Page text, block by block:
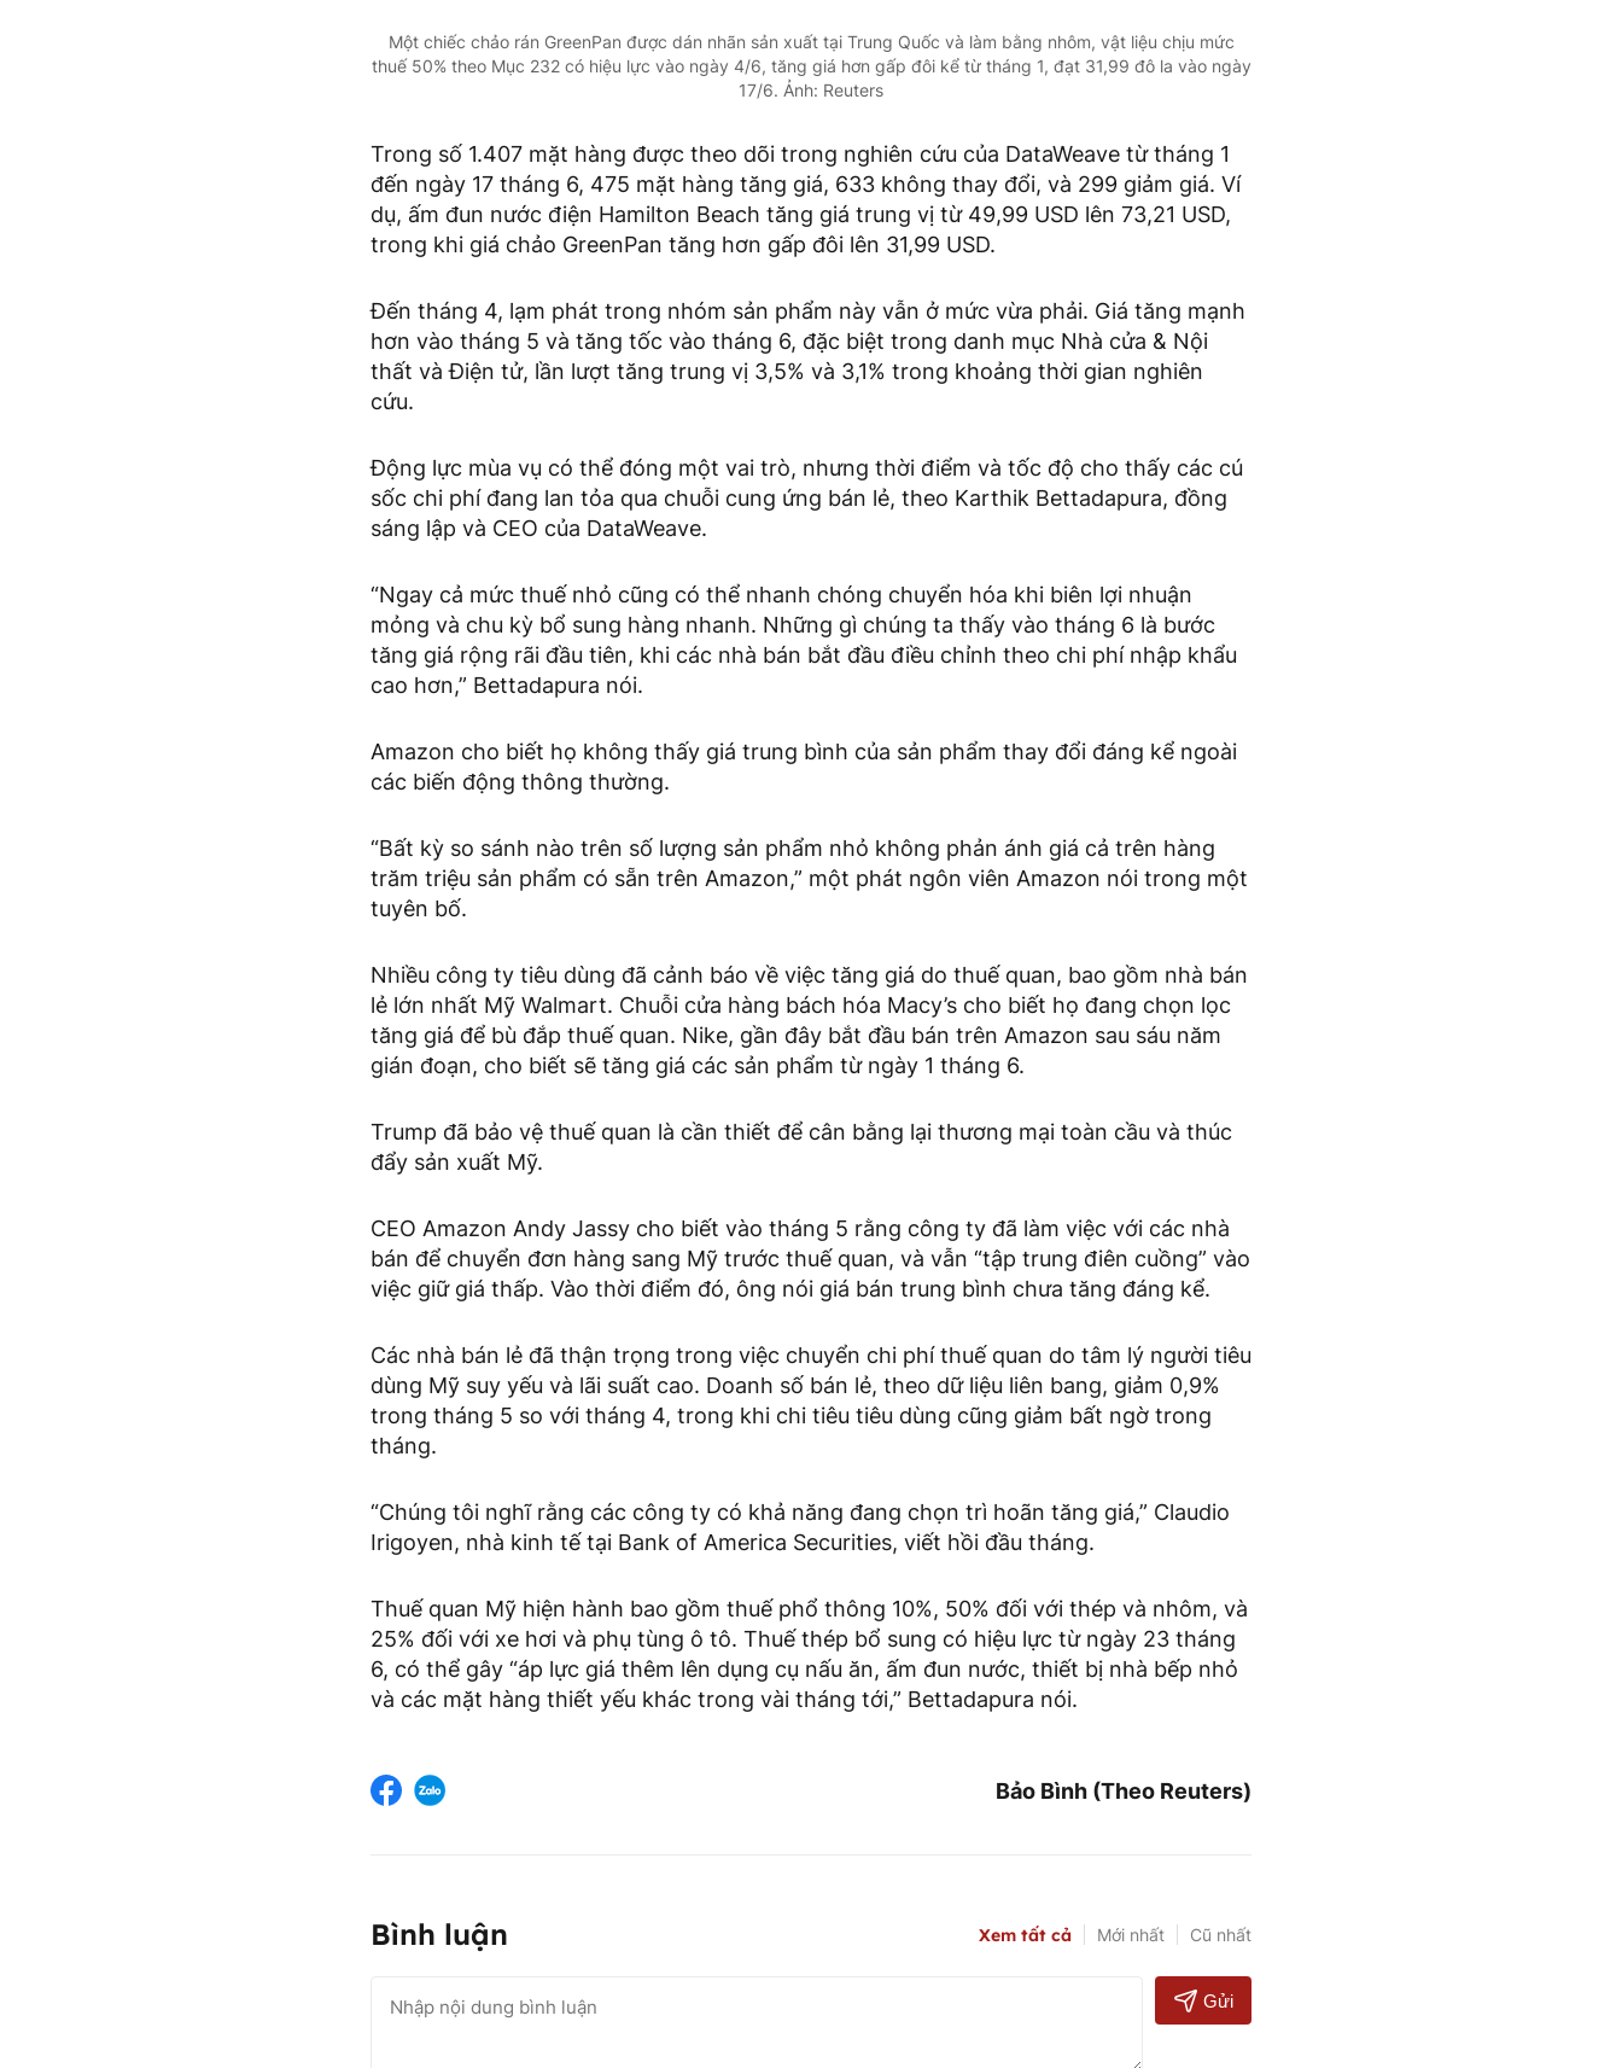
Một chiếc chảo rán GreenPan được dán nhãn sản xuất tại Trung Quốc và làm bằng nhôm, vật liệu chịu mức
thuế 50% theo Mục 232 có hiệu lực vào ngày 4/6, tăng giá hơn gấp đôi kể từ tháng 1, đạt 31,99 đô la vào ngày
17/6. Ảnh: Reuters
Trong số 1.407 mặt hàng được theo dõi trong nghiên cứu của DataWeave từ tháng 1
đến ngày 17 tháng 6, 475 mặt hàng tăng giá, 633 không thay đổi, và 299 giảm giá. Ví
dụ, ấm đun nước điện Hamilton Beach tăng giá trung vị từ 49,99 USD lên 73,21 USD,
trong khi giá chảo GreenPan tăng hơn gấp đôi lên 31,99 USD.
Đến tháng 4, lạm phát trong nhóm sản phẩm này vẫn ở mức vừa phải. Giá tăng mạnh
hơn vào tháng 5 và tăng tốc vào tháng 6, đặc biệt trong danh mục Nhà cửa & Nội
thất và Điện tử, lần lượt tăng trung vị 3,5% và 3,1% trong khoảng thời gian nghiên
cứu.
Động lực mùa vụ có thể đóng một vai trò, nhưng thời điểm và tốc độ cho thấy các cú
sốc chi phí đang lan tỏa qua chuỗi cung ứng bán lẻ, theo Karthik Bettadapura, đồng
sáng lập và CEO của DataWeave.
“Ngay cả mức thuế nhỏ cũng có thể nhanh chóng chuyển hóa khi biên lợi nhuận
mỏng và chu kỳ bổ sung hàng nhanh. Những gì chúng ta thấy vào tháng 6 là bước
tăng giá rộng rãi đầu tiên, khi các nhà bán bắt đầu điều chỉnh theo chi phí nhập khẩu
cao hơn,” Bettadapura nói.
Amazon cho biết họ không thấy giá trung bình của sản phẩm thay đổi đáng kể ngoài
các biến động thông thường.
“Bất kỳ so sánh nào trên số lượng sản phẩm nhỏ không phản ánh giá cả trên hàng
trăm triệu sản phẩm có sẵn trên Amazon,” một phát ngôn viên Amazon nói trong một
tuyên bố.
Nhiều công ty tiêu dùng đã cảnh báo về việc tăng giá do thuế quan, bao gồm nhà bán
lẻ lớn nhất Mỹ Walmart. Chuỗi cửa hàng bách hóa Macy’s cho biết họ đang chọn lọc
tăng giá để bù đắp thuế quan. Nike, gần đây bắt đầu bán trên Amazon sau sáu năm
gián đoạn, cho biết sẽ tăng giá các sản phẩm từ ngày 1 tháng 6.
Trump đã bảo vệ thuế quan là cần thiết để cân bằng lại thương mại toàn cầu và thúc
đẩy sản xuất Mỹ.
CEO Amazon Andy Jassy cho biết vào tháng 5 rằng công ty đã làm việc với các nhà
bán để chuyển đơn hàng sang Mỹ trước thuế quan, và vẫn “tập trung điên cuồng” vào
việc giữ giá thấp. Vào thời điểm đó, ông nói giá bán trung bình chưa tăng đáng kể.
Các nhà bán lẻ đã thận trọng trong việc chuyển chi phí thuế quan do tâm lý người tiêu
dùng Mỹ suy yếu và lãi suất cao. Doanh số bán lẻ, theo dữ liệu liên bang, giảm 0,9%
trong tháng 5 so với tháng 4, trong khi chi tiêu tiêu dùng cũng giảm bất ngờ trong
tháng.
“Chúng tôi nghĩ rằng các công ty có khả năng đang chọn trì hoãn tăng giá,” Claudio
Irigoyen, nhà kinh tế tại Bank of America Securities, viết hồi đầu tháng.
Thuế quan Mỹ hiện hành bao gồm thuế phổ thông 10%, 50% đối với thép và nhôm, và
25% đối với xe hơi và phụ tùng ô tô. Thuế thép bổ sung có hiệu lực từ ngày 23 tháng
6, có thể gây “áp lực giá thêm lên dụng cụ nấu ăn, ấm đun nước, thiết bị nhà bếp nhỏ
và các mặt hàng thiết yếu khác trong vài tháng tới,” Bettadapura nói.
Bảo Bình (Theo Reuters)
Bình luận Xem tất cả Mới nhất Cũ nhất
Gửi